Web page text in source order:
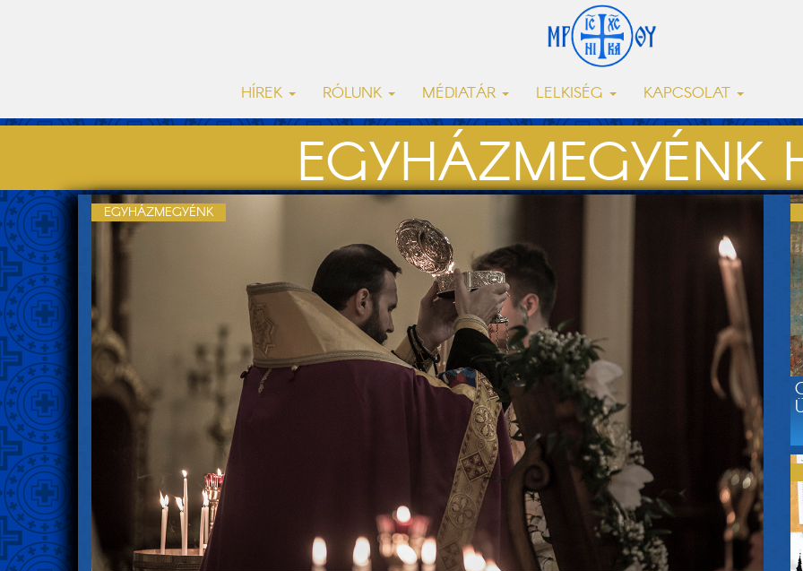
HÍREK RÓLUNK MÉDIATÁR LELKISÉG KAPCSOLAT
EGYHÁZMEGYÉNK
EGYHÁZMEGYÉNK